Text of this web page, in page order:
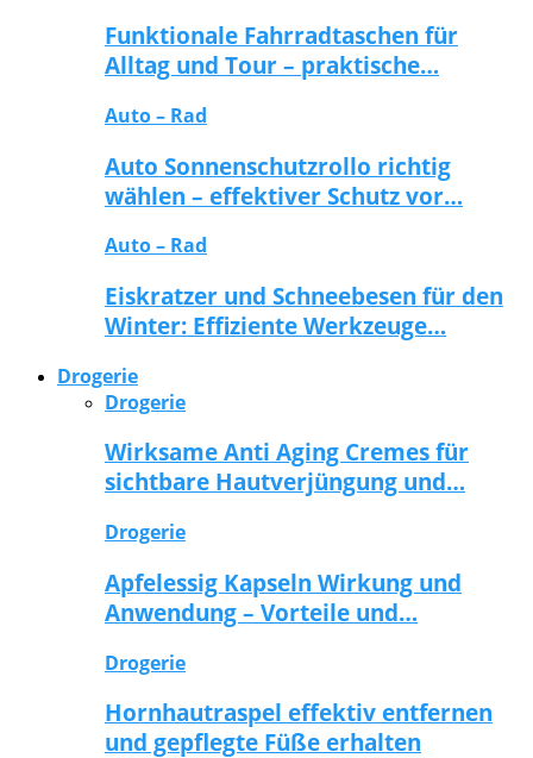
Funktionale Fahrradtaschen für
Alltag und Tour – praktische…
Auto – Rad
Auto Sonnenschutzrollo richtig
wählen – effektiver Schutz vor…
Auto – Rad
Eiskratzer und Schneebesen für den
Winter: Effiziente Werkzeuge…
Drogerie
Drogerie
Wirksame Anti Aging Cremes für
sichtbare Hautverjüngung und…
Drogerie
Apfelessig Kapseln Wirkung und
Anwendung – Vorteile und…
Drogerie
Hornhautraspel effektiv entfernen
und gepflegte Füße erhalten